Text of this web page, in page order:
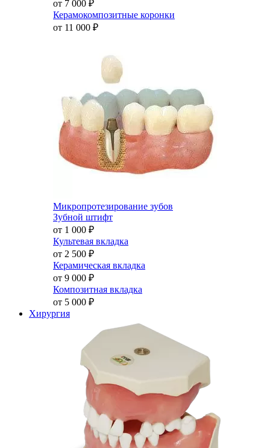
от 7 000 ₽
Керамокомпозитные коронки
от 11 000 ₽
Микропротезирование зубов
Зубной штифт
от 1 000 ₽
Культевая вкладка
от 2 500 ₽
Керамическая вкладка
от 9 000 ₽
Композитная вкладка
от 5 000 ₽
Хирургия